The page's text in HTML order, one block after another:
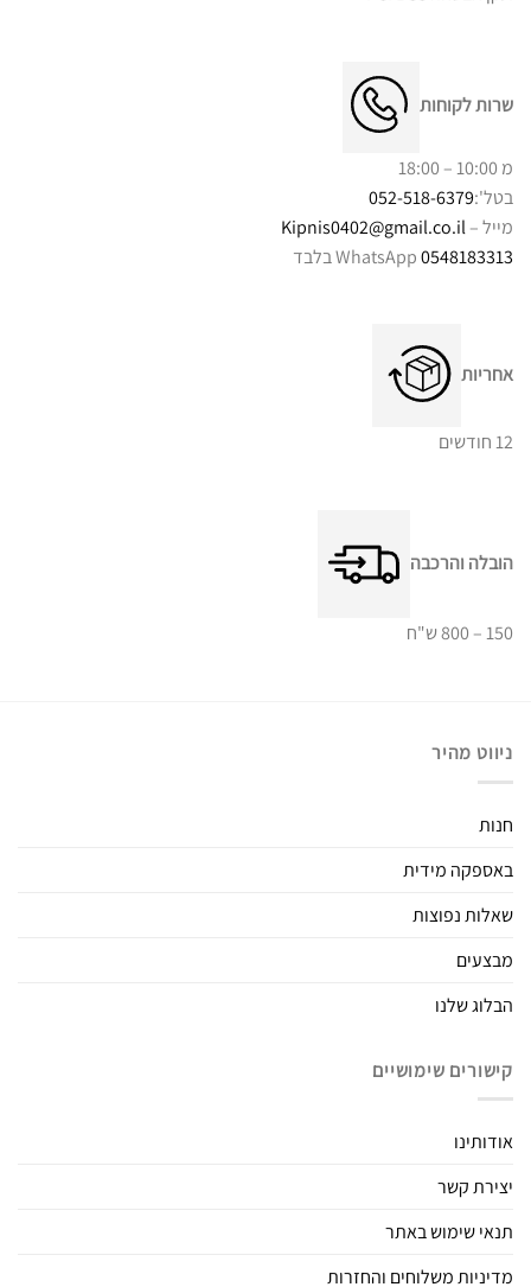
שרות לקוחות
מ 10:00 – 18:00
בטל':052-518-6379
מייל –Kipnis0402@gmail.co.il
0548183313
אחריות
12 חודשים
הובלה והרכבה
150 – 800 ש"ח
ניווט מהיר
חנות
באספקה מידית
שאלות נפוצות
מבצעים
הבלוג שלנו
קישורים שימושיים
אודותינו
יצירת קשר
תנאי שימוש באתר
מדיניות משלוחים והחזרות